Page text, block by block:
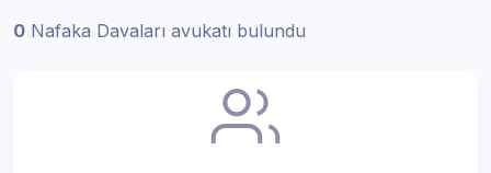
0 Nafaka Davaları avukatı bulundu